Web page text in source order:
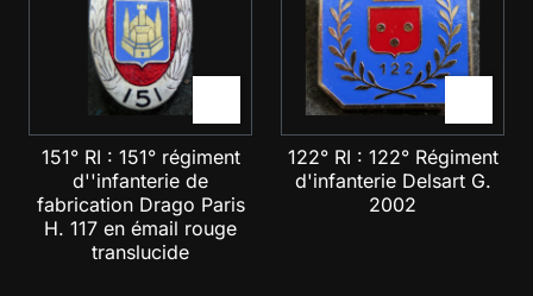
151° RI : 151° régiment
d''infanterie de
fabrication Drago Paris
H. 117 en émail rouge
translucide
122° RI : 122° Régiment
d'infanterie Delsart G.
2002